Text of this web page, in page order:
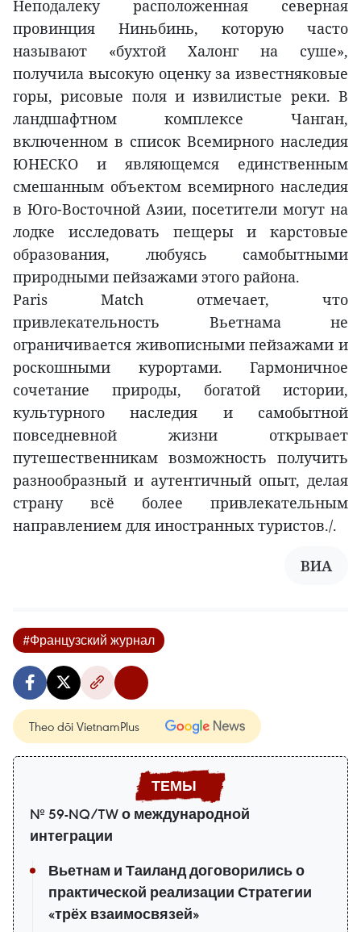
Неподалеку расположенная северная
провинция Ниньбинь, которую часто
называют «бухтой Халонг на суше»,
получила высокую оценку за известняковые
горы, рисовые поля и извилистые реки. В
ландшафтном комплексе Чанган,
включенном в список Всемирного наследия
ЮНЕСКО и являющемся единственным
смешанным объектом всемирного наследия
в Юго-Восточной Азии, посетители могут на
лодке исследовать пещеры и карстовые
образования, любуясь самобытными
природными пейзажами этого района.
Paris Match отмечает, что
привлекательность Вьетнама не
ограничивается живописными пейзажами и
роскошными курортами. Гармоничное
сочетание природы, богатой истории,
культурного наследия и самобытной
повседневной жизни открывает
путешественникам возможность получить
разнообразный и аутентичный опыт, делая
страну всё более привлекательным
направлением для иностранных туристов./.
ВИА
#Французский журнал
Theo dõi VietnamPlus
№ 59-NQ/TW о международной
интеграции
Вьетнам и Таиланд договорились о
практической реализации Стратегии
«трёх взаимосвязей»